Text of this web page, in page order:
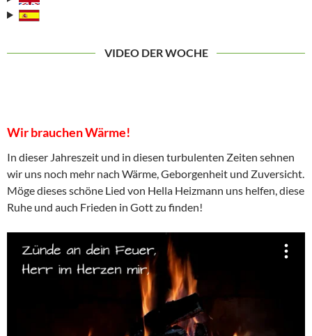
VIDEO DER WOCHE
Wir brauchen Wärme!
In dieser Jahreszeit und in diesen turbulenten Zeiten sehnen
wir uns noch mehr nach Wärme, Geborgenheit und Zuversicht.
Möge dieses schöne Lied von Hella Heizmann uns helfen, diese
Ruhe und auch Frieden in Gott zu finden!